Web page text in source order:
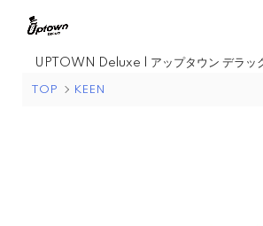
UPTOWN Deluxe | アップタウン デラッ
TOP KEEN